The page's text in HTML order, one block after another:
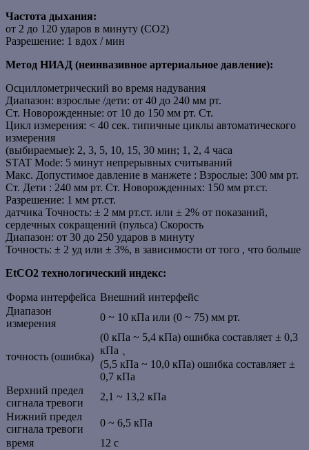
Частота дыхания:
от 2 до 120 ударов в минуту (CO2)
Разрешение: 1 вдох / мин
Метод НИАД (неинвазивное артериальное давление):
Осциллометрический во время надувания
Диапазон: взрослые /дети: от 40 до 240 мм рт.
Ст. Новорожденные: от 10 до 150 мм рт. Ст.
Цикл измерения: < 40 сек. типичные циклы автоматического
измерения
(выбираемые): 2, 3, 5, 10, 15, 30 мин; 1, 2, 4 часа
STAT Mode: 5 минут непрерывных считываний
Макс. Допустимое давление в манжете : Взрослые: 300 мм рт.
Ст. Дети : 240 мм рт. Ст. Новорожденных: 150 мм рт.ст.
Разрешение: 1 мм рт.ст.
датчика Точность: ± 2 мм рт.ст. или ± 2% от показаний,
сердечных сокращений (пульса) Скорость
Диапазон: от 30 до 250 ударов в минуту
Точность: ± 2 уд или ± 3%, в зависимости от того , что больше
EtCO2 технологический индекс:
Форма интерфейса Внешний интерфейс
Диапазон
измерения
0 ~ 10 кПа или (0 ~ 75) мм рт.
точность (ошибка)
(0 кПа ~ 5,4 кПа) ошибка составляет ± 0,3
кПа 、
(5,5 кПа ~ 10,0 кПа) ошибка составляет ±
0,7 кПа
Верхний предел
сигнала тревоги
2,1 ~ 13,2 кПа
Нижний предел
сигнала тревоги
0 ~ 6,5 кПа
время
12 с